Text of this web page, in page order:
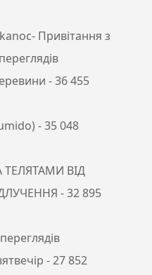
Привітання з
- 36 455
- 35 048
ТЕЛЯТАМИ ВІД
- 32 895
- 27 852